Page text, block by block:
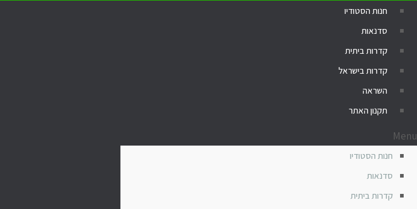
חנות הסטודיו
סדנאות
קדרות ביתית
קדרות בישראל
השראה
תקנון האתר
Menu
חנות הסטודיו
סדנאות
קדרות ביתית